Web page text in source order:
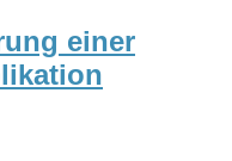
einer